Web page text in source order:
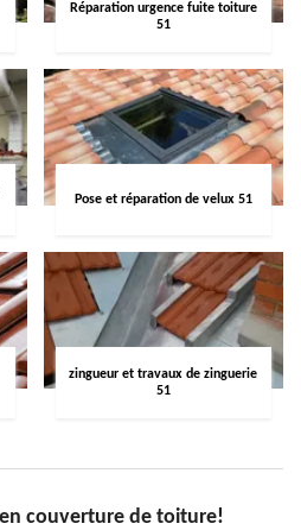
Réparation urgence fuite toiture
51
Pose et réparation de velux 51
zingueur et travaux de zinguerie
51
couverture de toiture!